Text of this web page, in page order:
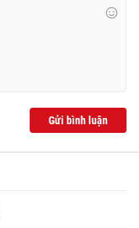
Gửi bình luận